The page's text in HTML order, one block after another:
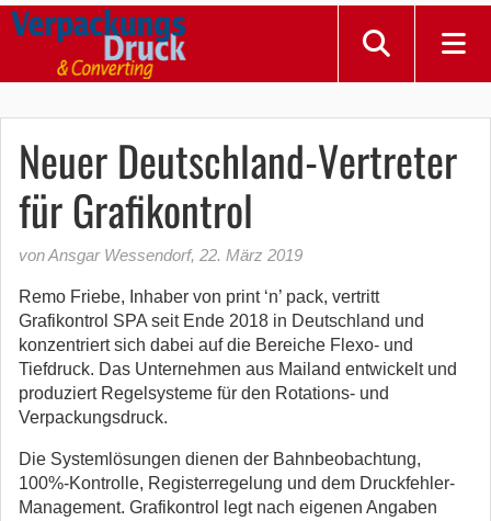
Neuer Deutschland-Vertreter
für Grafikontrol
von Ansgar Wessendorf, 22. März 2019
Remo Friebe, Inhaber von print ‘n’ pack, vertritt
Grafikontrol SPA seit Ende 2018 in Deutschland und
konzentriert sich dabei auf die Bereiche Flexo- und
Tiefdruck. Das Unternehmen aus Mailand entwickelt und
produziert Regelsysteme für den Rotations- und
Verpackungsdruck.
Die Systemlösungen dienen der Bahnbeobachtung,
100%-Kontrolle, Registerregelung und dem Druckfehler-
Management. Grafikontrol legt nach eigenen Angaben